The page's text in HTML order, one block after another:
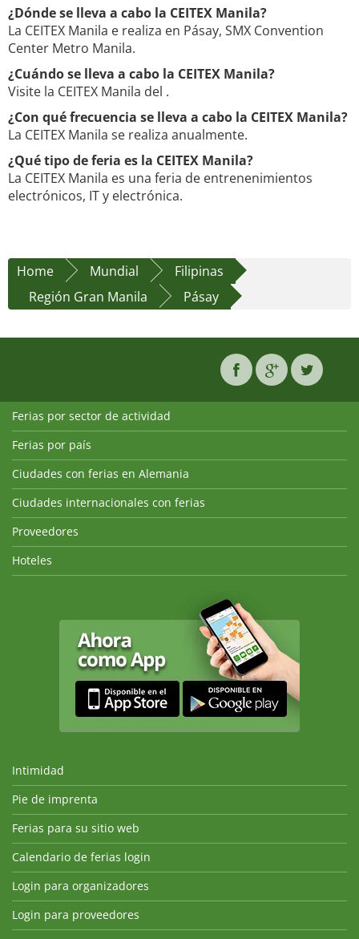
¿Dónde se lleva a cabo la CEITEX Manila?
La CEITEX Manila e realiza en Pásay, SMX Convention
Center Metro Manila.
¿Cuándo se lleva a cabo la CEITEX Manila?
Visite la CEITEX Manila del .
¿Con qué frecuencia se lleva a cabo la CEITEX Manila?
La CEITEX Manila se realiza anualmente.
¿Qué tipo de feria es la CEITEX Manila?
La CEITEX Manila es una feria de entrenenimientos
electrónicos, IT y electrónica.
Home Mundial
Filipinas
Región Gran Manila
Pásay
Ferias por sector de actividad
Ferias por país
Ciudades con ferias en Alemania
Ciudades internacionales con ferias
Proveedores
Hoteles
Intimidad
Pie de imprenta
Ferias para su sitio web
Calendario de ferias login
Login para organizadores
Login para proveedores